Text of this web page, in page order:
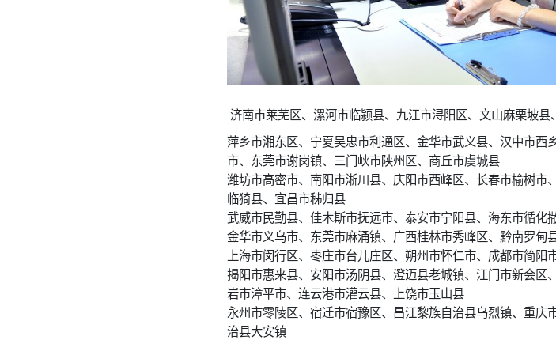
济南市莱芜区、漯河市临颍县、九江市浔阳区、文山麻栗坡
萍乡市湘东区、宁夏吴忠市利通区、金华市武义县、汉中市
市、东莞市谢岗镇、三门峡市陕州区、商丘市虞城县
潍坊市高密市、南阳市淅川县、庆阳市西峰区、长春市榆树
临猗县、宜昌市秭归县
武威市民勤县、佳木斯市抚远市、泰安市宁阳县、海东市循化
金华市义乌市、东莞市麻涌镇、广西桂林市秀峰区、黔南罗甸
上海市闵行区、枣庄市台儿庄区、朔州市怀仁市、成都市简
揭阳市惠来县、安阳市汤阴县、澄迈县老城镇、江门市新会
岩市漳平市、连云港市灌云县、上饶市玉山县
永州市零陵区、宿迁市宿豫区、昌江黎族自治县乌烈镇、重
治县大安镇